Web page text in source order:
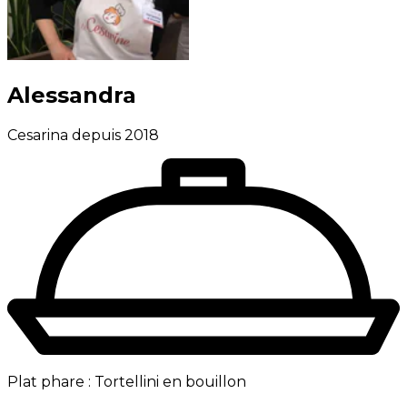
Alessandra
Cesarina depuis 2018
Plat phare : Tortellini en bouillon